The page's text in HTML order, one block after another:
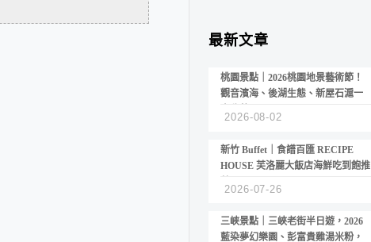
最新文章
桃園景點｜2026桃園地景藝術節！
觀音濱海、後湖生態、新屋石滬一
2026-08-02
新竹 Buffet｜食譜百匯 RECIPE
HOUSE 芙洛麗大飯店海鮮吃到飽推
2026-07-26
三峽景點｜三峽老街半日遊，2026
藍染夢幻樂園、彭富貴雞湯米粉，